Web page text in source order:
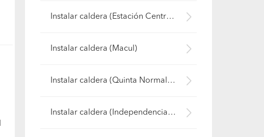
Instalar caldera (Estación Central )
Instalar caldera (Macul)
Instalar caldera (Quinta Normal)
Instalar caldera (Independencia)